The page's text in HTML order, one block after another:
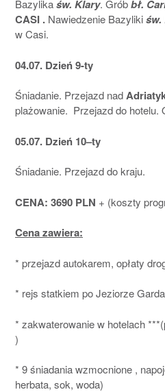
Bazylikaśw. Klary. Gróbbł.
CASI . Nawiedzenie Bazylikiśw.
w Casi.
04.07. Dzień 9-ty
Śniadanie. Przejazd nad
plażowanie. Przejazd do hotelu.
05.07. Dzień 10–ty
Śniadanie. Przejazd do kraju.
CENA: 3690 PLN + (koszty
Cena zawiera:
* przejazd autokarem, opłaty
* rejs statkiem po Jeziorze
* zakwaterowanie w hotelach
)
* 9 śniadania wzmocnione ,
herbata, sok, woda)